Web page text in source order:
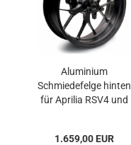
Aluminium
Schmiedefelge hinten
für Aprilia RSV4 und
1.659,00 EUR